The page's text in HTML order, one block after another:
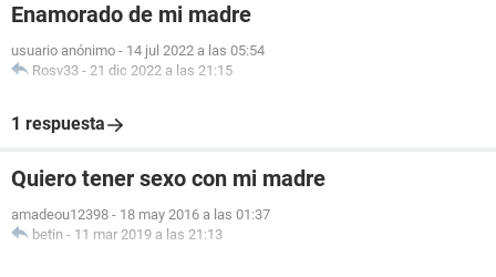
Enamorado de mi madre
usuario anónimo - 14 jul 2022 a las 05:54
Rosv33 - 21 dic 2022 a las 21:15
1 respuesta
Quiero tener sexo con mi madre
amadeou12398 - 18 may 2016 a las 01:37
betin - 11 mar 2019 a las 21:13